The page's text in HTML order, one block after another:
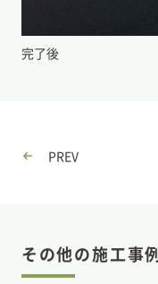
完了後
PREV
その他の施工事例